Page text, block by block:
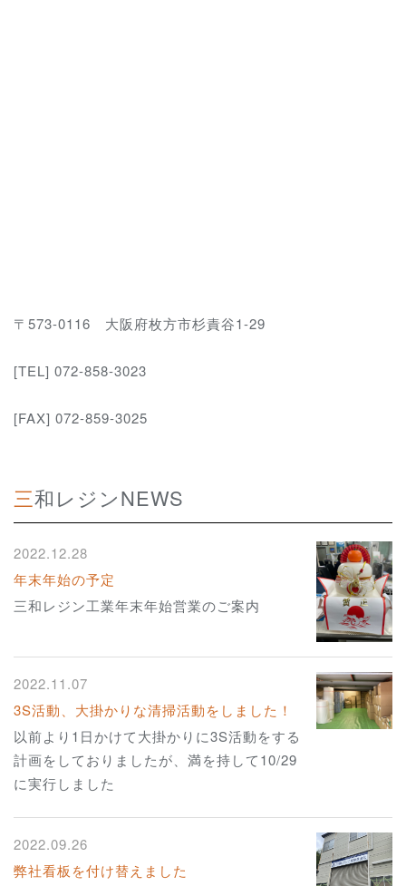
〒573-0116 大阪府枚方市杉責谷1-29
[TEL] 072-858-3023
[FAX] 072-859-3025
三和レジンNEWS
2022.12.28
年末年始の予定
三和レジン工業年末年始営業のご案内
2022.11.07
3S活動、大掛かりな清掃活動をしました！
以前より1日かけて大掛かりに3S活動をする
計画をしておりましたが、満を持して10/29
に実行しました
2022.09.26
弊社看板を付け替えました